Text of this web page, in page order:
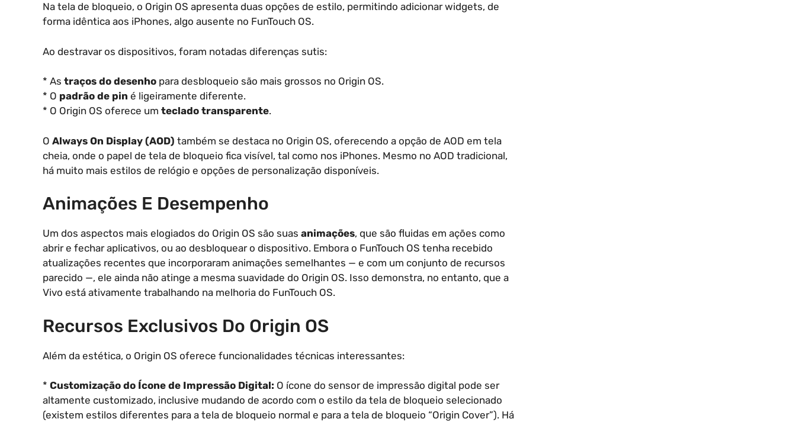
Na tela de bloqueio, o Origin OS apresenta duas opções de estilo, permitindo adicionar widgets, de
forma idêntica aos iPhones, algo ausente no FunTouch OS.
Ao destravar os dispositivos, foram notadas diferenças sutis:
* As traços do desenho para desbloqueio são mais grossos no Origin OS.
* O padrão de pin é ligeiramente diferente.
* O Origin OS oferece um teclado transparente.
O Always On Display (AOD) também se destaca no Origin OS, oferecendo a opção de AOD em tela
cheia, onde o papel de tela de bloqueio fica visível, tal como nos iPhones. Mesmo no AOD tradicional,
há muito mais estilos de relógio e opções de personalização disponíveis.
Animações E Desempenho
Um dos aspectos mais elogiados do Origin OS são suas animações, que são fluidas em ações como
abrir e fechar aplicativos, ou ao desbloquear o dispositivo. Embora o FunTouch OS tenha recebido
atualizações recentes que incorporaram animações semelhantes — e com um conjunto de recursos
parecido —, ele ainda não atinge a mesma suavidade do Origin OS. Isso demonstra, no entanto, que a
Vivo está ativamente trabalhando na melhoria do FunTouch OS.
Recursos Exclusivos Do Origin OS
Além da estética, o Origin OS oferece funcionalidades técnicas interessantes:
* Customização do Ícone de Impressão Digital: O ícone do sensor de impressão digital pode ser
altamente customizado, inclusive mudando de acordo com o estilo da tela de bloqueio selecionado
(existem estilos diferentes para a tela de bloqueio normal e para a tela de bloqueio “Origin Cover”). Há